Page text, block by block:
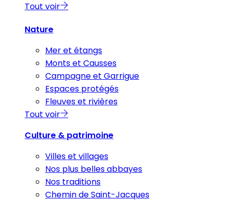
Tout voir
Nature
Mer et étangs
Monts et Causses
Campagne et Garrigue
Espaces protégés
Fleuves et rivières
Tout voir
Culture & patrimoine
Villes et villages
Nos plus belles abbayes
Nos traditions
Chemin de Saint-Jacques